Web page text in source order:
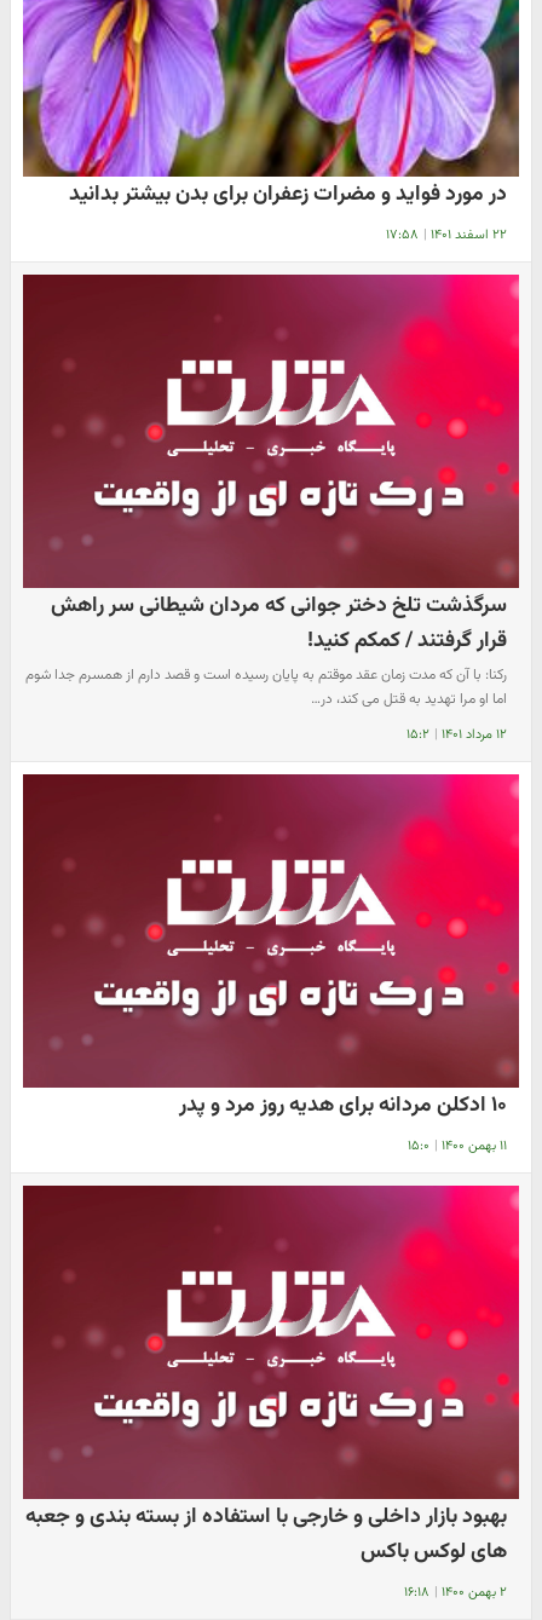
در مورد فواید و مضرات زعفران برای بدن بیشتر بدانید
۲۲ اسفند ۱۴۰۱ | ۱۷:۵۸
سرگذشت تلخ دختر جوانی که مردان شیطانی سر راهش
قرار گرفتند / کمکم کنید!
رکنا: با آن که مدت زمان عقد موقتم به پایان رسیده است و قصد دارم از همسرم جدا شوم
اما او مرا تهدید به قتل می کند، در…
۱۲ مرداد ۱۴۰۱ | ۱۵:۲
۱۰ ادکلن مردانه برای هدیه روز مرد و پدر
۱۱ بهمن ۱۴۰۰ | ۱۵:۰
بهبود بازار داخلی و خارجی با استفاده از بسته بندی و جعبه
های لوکس باکس
۲ بهمن ۱۴۰۰ | ۱۶:۱۸